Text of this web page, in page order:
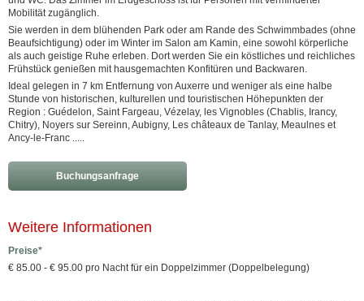
Mobilität zugänglich.
Sie werden in dem blühenden Park oder am Rande des Schwimmbades (ohne
Beaufsichtigung) oder im Winter im Salon am Kamin, eine sowohl körperliche
als auch geistige Ruhe erleben. Dort werden Sie ein köstliches und reichliches
Frühstück genießen mit hausgemachten Konfitüren und Backwaren.
Ideal gelegen in 7 km Entfernung von Auxerre und weniger als eine halbe
Stunde von historischen, kulturellen und touristischen Höhepunkten der
Region : Guédelon, Saint Fargeau, Vézelay, les Vignobles (Chablis, Irancy,
Chitry), Noyers sur Sereinn, Aubigny, Les châteaux de Tanlay, Meaulnes et
Ancy-le-Franc .....
Buchungsanfrage
Weitere Informationen
Preise*
€ 85.00 - € 95.00 pro Nacht für ein Doppelzimmer (Doppelbelegung)